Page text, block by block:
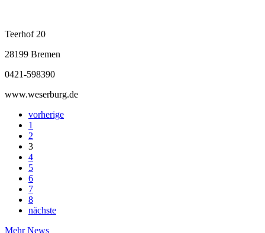
Teerhof 20
28199 Bremen
0421-598390
www.weserburg.de
vorherige
1
2
3
4
5
6
7
8
nächste
Mehr News